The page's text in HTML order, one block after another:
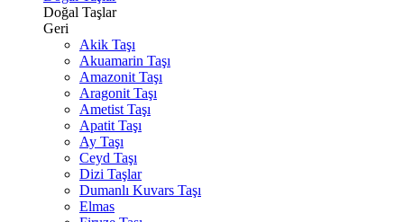
Doğal Taşlar
Geri
Akik Taşı
Akuamarin Taşı
Amazonit Taşı
Aragonit Taşı
Ametist Taşı
Apatit Taşı
Ay Taşı
Ceyd Taşı
Dizi Taşlar
Dumanlı Kuvars Taşı
Elmas